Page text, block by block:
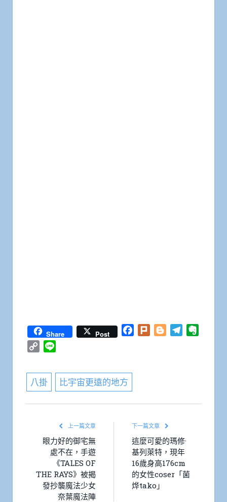
Share Post Facebook
Plurk BloggerTelegram
Copy
八掛 比宇宙更遠的地方
上一篇文章
眼力好的御宅無
處不在，手遊
《TALES OF
THE RAYS》被揭
發抄襲魔法少女
奈葉魔法陣
下一篇文章
這麼可愛的瑪修·
基列萊特，現年
16歲身高176cm
的女性coser「菌
烨tako」